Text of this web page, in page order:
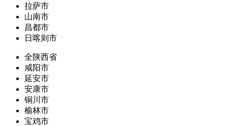
拉萨市
山南市
昌都市
日喀则市
全陕西省
咸阳市
延安市
安康市
铜川市
榆林市
宝鸡市